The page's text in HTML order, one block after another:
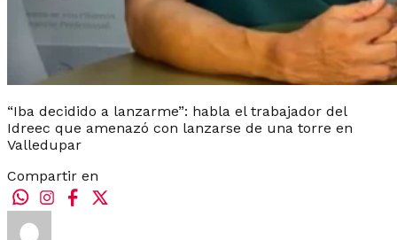
“Iba decidido a lanzarme”: habla el trabajador del
Idreec que amenazó con lanzarse de una torre en
Valledupar
Compartir en